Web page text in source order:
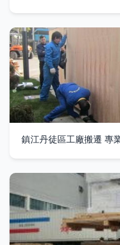
鎮江丹徒區工廠搬遷 專